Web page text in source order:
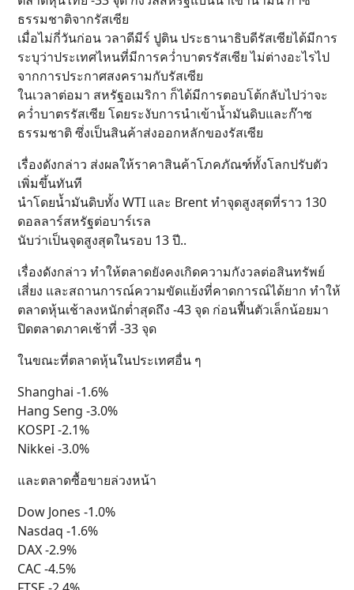
ธรรมชาติจากรัสเซีย
เมื่อไม่กี่วันก่อน วลาดีมีร์ ปูติน ประธานาธิบดีรัสเซียได้มีการ
ระบุว่าประเทศไหนที่มีการคว่ำบาตรรัสเซีย ไม่ต่างอะไรไป
จากการประกาศสงครามกับรัสเซีย
ในเวลาต่อมา สหรัฐอเมริกา ก็ได้มีการตอบโต้กลับไปว่าจะ
คว่ำบาตรรัสเซีย โดยระงับการนำเข้าน้ำมันดิบและก๊าซ
ธรรมชาติ ซึ่งเป็นสินค้าส่งออกหลักของรัสเซีย
เรื่องดังกล่าว ส่งผลให้ราคาสินค้าโภคภัณฑ์ทั้งโลกปรับตัว
เพิ่มขึ้นทันที
นำโดยน้ำมันดิบทั้ง WTI และ Brent ทำจุดสูงสุดที่ราว 130
ดอลลาร์สหรัฐต่อบาร์เรล
นับว่าเป็นจุดสูงสุดในรอบ 13 ปี..
เรื่องดังกล่าว ทำให้ตลาดยังคงเกิดความกังวลต่อสินทรัพย์
เสี่ยง และสถานการณ์ความขัดแย้งที่คาดการณ์ได้ยาก ทำให้
ตลาดหุ้นเช้าลงหนักต่ำสุดถึง -43 จุด ก่อนฟื้นตัวเล็กน้อยมา
ปิดตลาดภาคเช้าที่ -33 จุด
ในขณะที่ตลาดหุ้นในประเทศอื่น ๆ
Shanghai -1.6%
Hang Seng -3.0%
KOSPI -2.1%
Nikkei -3.0%
และตลาดซื้อขายล่วงหน้า
Dow Jones -1.0%
Nasdaq -1.6%
DAX -2.9%
CAC -4.5%